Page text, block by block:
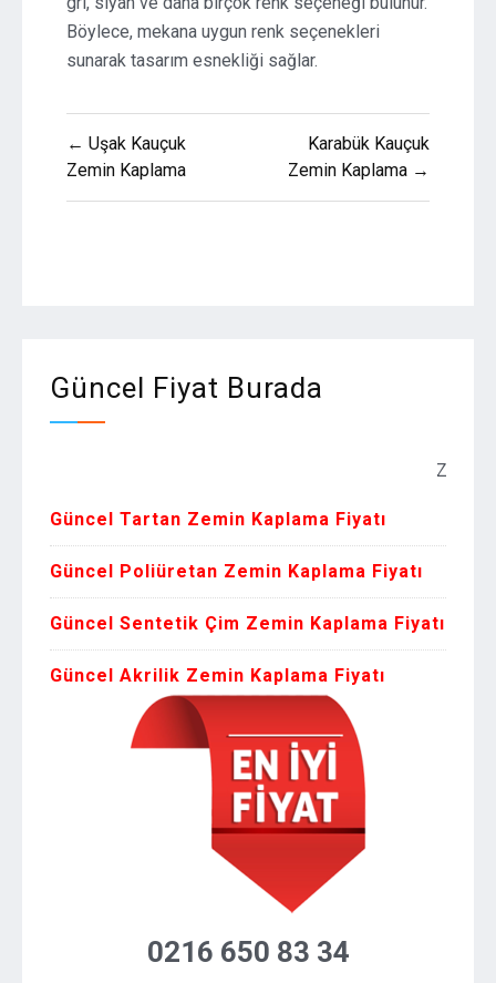
Böylece, mekana uygun renk seçenekleri
sunarak tasarım esnekliği sağlar.
Yazı
gezinmesi
← Uşak Kauçuk
Zemin Kaplama
Karabük Kauçuk
Zemin Kaplama →
Güncel Fiyat Burada
Zemin
Güncel Tartan Zemin Kaplama Fiyatı
Güncel Poliüretan Zemin Kaplama Fiyatı
Güncel Sentetik Çim Zemin Kaplama Fiyatı
Güncel Akrilik Zemin Kaplama Fiyatı
0216 650 83 34